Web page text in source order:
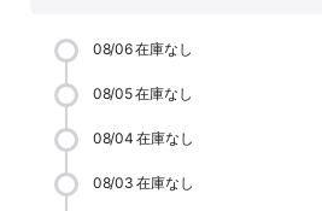
08/06在庫なし
08/05在庫なし
08/04 在庫なし
08/03 在庫なし